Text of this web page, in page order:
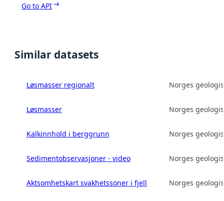
Go to API
Similar datasets
Løsmasser regionalt Norges
Løsmasser Norges
Kalkinnhold i berggrunn Norges
Sedimentobservasjoner - video Norges
Aktsomhetskart svakhetssoner i fjell Norges